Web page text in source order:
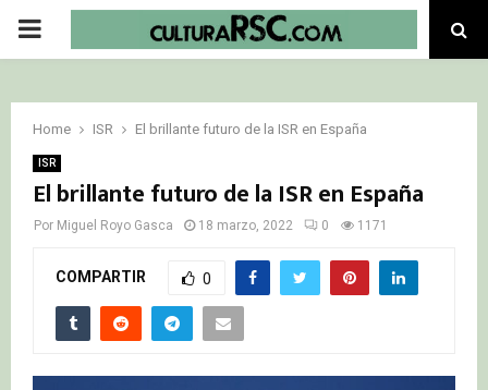
PRIMARY
Home ISR El brillante futuro de la ISR en España
ISR
El brillante futuro de la ISR en España
Por Miguel Royo Gasca 18 marzo, 2022 0 1171
COMPARTIR 0